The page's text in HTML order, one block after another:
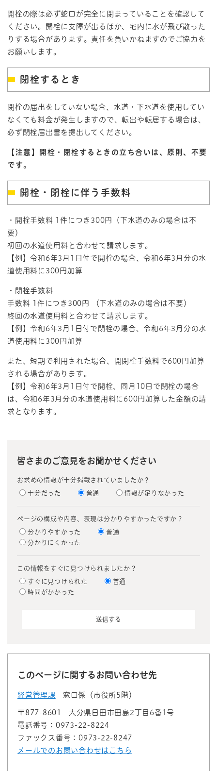
開栓の際は必ず蛇口が完全に閉まっていることを確認して
ください。開栓に支障が出るほか、宅内に水が飛び散った
りする場合があります。責任を負いかねますのでご協力を
お願いします。
閉栓するとき
閉栓の届出をしていない場合、水道・下水道を使用してい
なくても料金が発生しますので、転出や転居する場合は、
必ず閉栓届出書を提出してください。
【注意】開栓・閉栓するときの立ち合いは、原則、不要
です。
開栓・閉栓に伴う手数料
・開栓手数料 1件につき300円（下水道のみの場合は不
要）
初回の水道使用料と合わせて請求します。
【例】令和6年3月1日付で開栓の場合、令和6年3月分の水
道使用料に300円加算
・閉栓手数料
手数料 1件につき300円 （下水道のみの場合は不要）
終回の水道使用料と合わせて請求します。
【例】令和6年3月1日付で閉栓の場合、令和6年3月分の水
道使用料に300円加算
また、短期で利用された場合、開閉栓手数料で600円加算
される場合があります。
【例】令和6年3月1日付で開栓、同月10日で閉栓の場合
は、令和6年3月分の水道使用料に600円加算した金額の請
求となります。
皆さまのご意見をお聞かせください
お求めの情報が十分掲載されていましたか？
十分だった 普通 情報が足りなかった
ページの構成や内容、表現は分かりやすかったですか？
分かりやすかった
普通
分かりにくかった
この情報をすぐに見つけられましたか？
すぐに見つけられた
普通
時間がかかった
このページに関するお問い合わせ先
経営管理課 窓口係（市役所5階）
〒877-8601
大分県日田市田島2丁目6番1号
電話番号：0973-22-8224
ファックス番号：0973-22-8247
メールでのお問い合わせはこちら